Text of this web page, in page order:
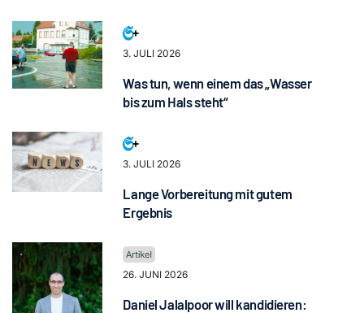
3. JULI 2026
Was tun, wenn einem das „Wasser
bis zum Hals steht“
3. JULI 2026
Lange Vorbereitung mit gutem
Ergebnis
26. JUNI 2026
Daniel Jalalpoor will kandidieren: